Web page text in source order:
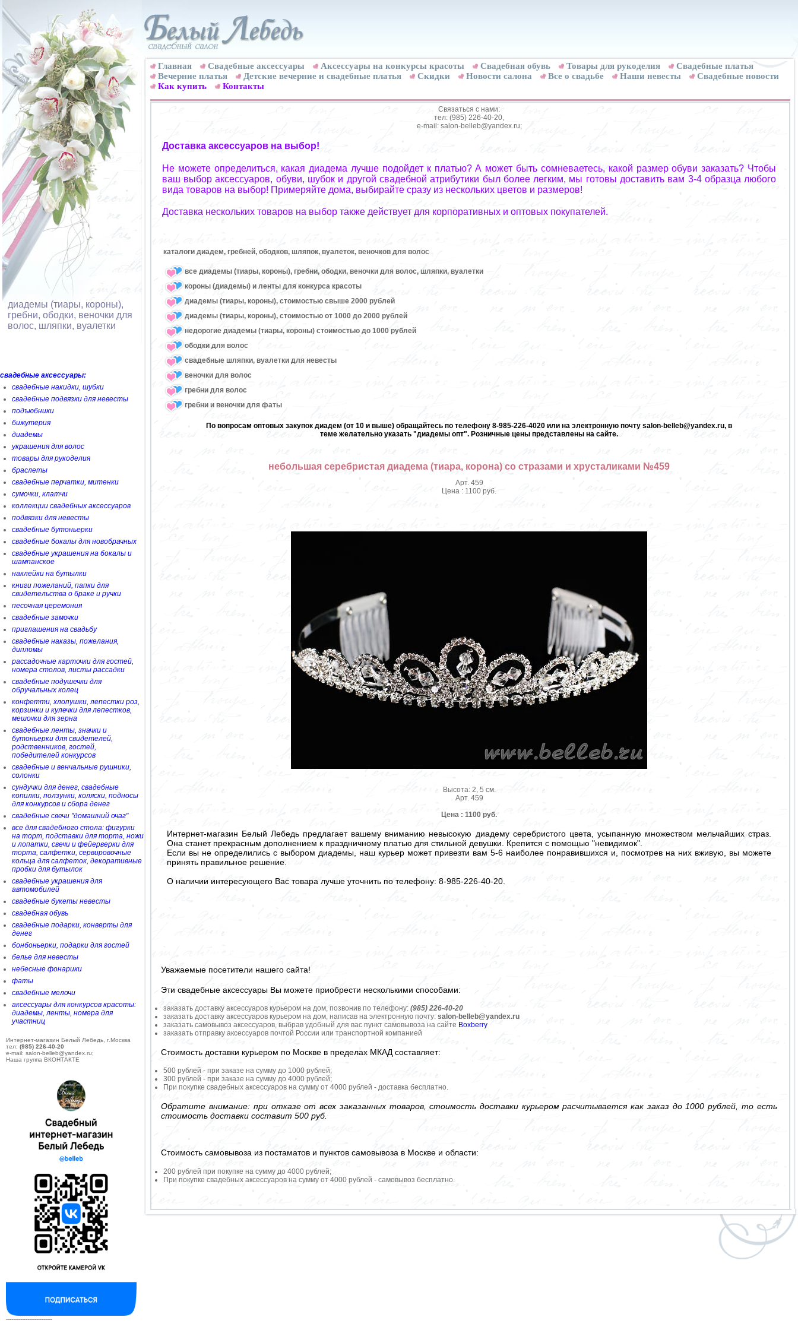
диадемы (тиары, короны),
гребни, ободки, веночки для
волос, шляпки, вуалетки
свадебные аксессуары:
свадебные накидки, шубки
свадебные подвязки для невесты
подъюбники
бижутерия
диадемы
украшения для волос
товары для рукоделия
браслеты
свадебные перчатки, митенки
сумочки, клатчи
коллекции свадебных аксессуаров
подвязки для невесты
свадебные бутоньерки
свадебные бокалы для новобрачных
свадебные украшения на бокалы и
шампанское
наклейки на бутылки
книги пожеланий, папки для
свидетельства о браке и ручки
песочная церемония
свадебные замочки
приглашения на свадьбу
свадебные наказы, пожелания,
дипломы
рассадочные карточки для гостей,
номера столов, листы рассадки
свадебные подушечки для
обручальных колец
конфетти, хлопушки, лепестки роз,
корзинки и кулечки для лепестков,
мешочки для зерна
свадебные ленты, значки и
бутоньерки для свидетелей,
родственников, гостей,
победителей конкурсов
свадебные и венчальные рушники,
солонки
сундучки для денег, свадебные
копилки, ползунки, коляски, подносы
для конкурсов и сбора денег
свадебные свечи "домашний очаг"
все для свадебного стола: фигурки
на торт, подставки для торта, ножи
и лопатки, свечи и фейерверки для
торта, салфетки, сервировочные
кольца для салфеток, декоративные
пробки для бутылок
свадебные украшения для
автомобилей
свадебные букеты невесты
свадебная обувь
свадебные подарки, конверты для
денег
бонбоньерки, подарки для гостей
белье для невесты
небесные фонарики
фаты
свадебные мелочи
аксессуары для конкурсов красоты:
диадемы, ленты, номера для
участниц
Интернет-магазин Белый Лебедь, г.Москва
тел: (985) 226-40-20
e-mail: salon-belleb@yandex.ru;
Наша группа ВКОНТАКТЕ
--------------------------
Главная Свадебные аксессуары Аксессуары на конкурсы красоты Свадебная обувь Товары для рукоделия
Cвадебные платья
Вечерние платья
Детские вечерние и свадебные платья Скидки Новости салона Все о свадьбе Наши невесты
Свадебные новости
Как купить
Контакты
Связаться с нами:
тел: (985) 226-40-20,
e-mail: salon-belleb@yandex.ru;
Доставка аксессуаров на выбор!
Не можете определиться, какая диадема лучше подойдет к платью? А может быть сомневаетесь, какой размер обуви заказать? Чтобы
ваш выбор аксессуаров, обуви, шубок и другой свадебной атрибутики был более легким, мы готовы доставить вам 3-4 образца любого
вида товаров на выбор! Примеряйте дома, выбирайте сразу из нескольких цветов и размеров!
Доставка нескольких товаров на выбор также действует для корпоративных и оптовых покупателей.
каталоги диадем, гребней, ободков, шляпок, вуалеток, веночков для волос
все диадемы (тиары, короны), гребни, ободки, веночки для волос, шляпки, вуалетки
короны (диадемы) и ленты для конкурса красоты
диадемы (тиары, короны), стоимостью свыше 2000 рублей
диадемы (тиары, короны), стоимостью от 1000 до 2000 рублей
недорогие диадемы (тиары, короны) стоимостью до 1000 рублей
ободки для волос
свадебные шляпки, вуалетки для невесты
веночки для волос
гребни для волос
гребни и веночки для фаты
По вопросам оптовых закупок диадем (от 10 и выше) обращайтесь по телефону 8-985-226-4020 или на электронную почту salon-belleb@yandex.ru, в
теме желательно указать "диадемы опт". Розничные цены представлены на сайте.
небольшая серебристая диадема (тиара, корона) со стразами и хрусталиками №459
Арт. 459
Цена : 1100 руб.
Высота: 2, 5 см.
Арт. 459
Цена : 1100 руб.
Интернет-магазин Белый Лебедь предлагает вашему вниманию невысокую диадему серебристого цвета, усыпанную множеством мельчайших страз.
Она станет прекрасным дополнением к праздничному платью для стильной девушки. Крепится с помощью "невидимок".
Если вы не определились с выбором диадемы, наш курьер может привезти вам 5-6 наиболее понравившихся и, посмотрев на них вживую, вы можете
принять правильное решение.
О наличии интересующего Вас товара лучше уточнить по телефону: 8-985-226-40-20.
Уважаемые посетители нашего сайта!
Эти свадебные аксессуары Вы можете приобрести несколькими способами:
заказать доставку аксессуаров курьером на дом, позвонив по телефону: (985) 226-40-20
заказать доставку аксессуаров курьером на дом, написав на электронную почту: salon-belleb@yandex.ru
заказать самовывоз аксессуаров, выбрав удобный для вас пункт самовывоза на сайте Boxberry
заказать отправку аксессуаров почтой России или транспортной компанией
Стоимость доставки курьером по Москве в пределах МКАД составляет:
500 рублей - при заказе на сумму до 1000 рублей;
300 рублей - при заказе на сумму до 4000 рублей;
При покупке свадебных аксессуаров на сумму от 4000 рублей - доставка бесплатно.
Обратите внимание: при отказе от всех заказанных товаров, стоимость доставки курьером расчитывается как заказ до 1000 рублей, то есть
стоимость доставки составит 500 руб.
Стоимость самовывоза из постаматов и пунктов самовывоза в Москве и области:
200 рублей при покупке на сумму до 4000 рублей;
При покупке свадебных аксессуаров на сумму от 4000 рублей - самовывоз бесплатно.